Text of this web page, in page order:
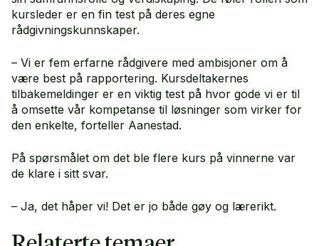
kursleder er en fin test på deres egne
rådgivningskunnskaper.
– Vi er fem erfarne rådgivere med ambisjoner om å
være best på rapportering. Kursdeltakernes
tilbakemeldinger er en viktig test på hvor gode vi er til
å omsette vår kompetanse til løsninger som virker for
den enkelte, forteller Aanestad.
På spørsmålet om det ble flere kurs på vinnerne var
de klare i sitt svar.
– Ja, det håper vi! Det er jo både gøy og lærerikt.